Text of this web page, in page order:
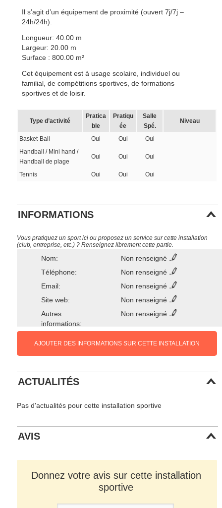
Il s’agit d’un équipement de proximité (ouvert 7j/7j –
24h/24h).
Longueur: 40.00 m
Largeur: 20.00 m
Surface : 800.00 m²
Cet équipement est à usage scolaire, individuel ou
familial, de compétitions sportives, de formations
sportives et de loisir.
Type d’activité
Pratica
ble
Pratiqu
ée
Salle
Spé.
Niveau
Basket-Ball Oui Oui
Oui
Handball / Mini hand /
Handball de plage
Oui Oui Oui
Tennis Oui Oui Oui
INFORMATIONS
Vous pratiquez un sport ici ou proposez un service sur cette installation
(club, entreprise, etc.) ? Renseignez librement cette partie.
Nom:
Non renseigné
Téléphone:
Non renseigné
Email:
Non renseigné
Site web:
Non renseigné
Autres
informations:
Non renseigné
AJOUTER DES INFORMATIONS SUR CETTE INSTALLATION
ACTUALITÉS
Pas d'actualités pour cette installation sportive
AVIS
Donnez votre avis sur cette installation
sportive